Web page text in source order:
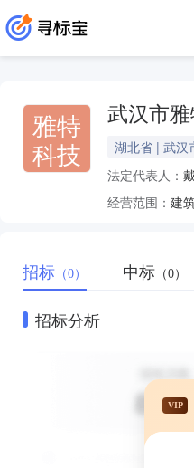
雅特
科技
武汉市
湖北省 | 武汉
法定代表人：
经营范围：
招标 （0） 中标 （0）
招标分析
VIP